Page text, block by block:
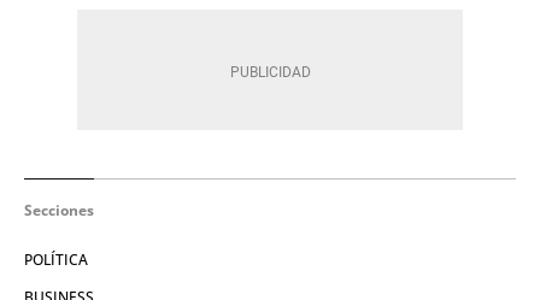
Secciones
POLÍTICA